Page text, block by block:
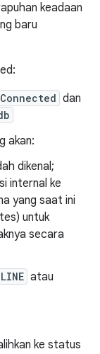
keadaan
baru
dan
akan:
dikenal;
internal ke
yang saat ini
untuk
secara
atau
ke status